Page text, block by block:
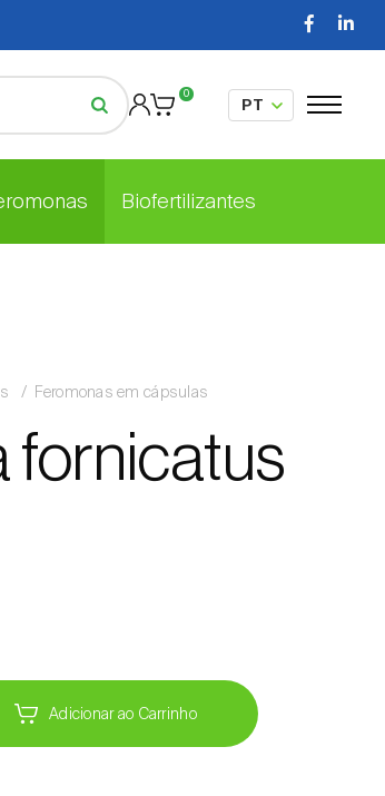
0
Biofertilizantes
Feromonas em cápsulas
fornicatus
Adicionar ao Carrinho